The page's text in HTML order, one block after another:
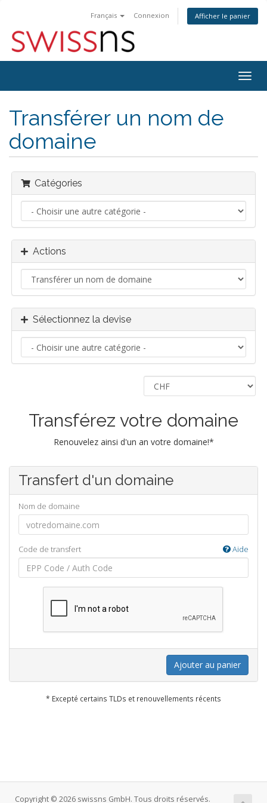
Français Connexion Afficher le panier
la
Transférer un nom de
domaine
Catégories
Actions
Sélectionnez la devise
Transférez votre domaine
Renouvelez ainsi d'un an votre domaine!*
Transfert d'un domaine
Nom de domaine
Code de transfert Aide
Ajouter au panier
* Excepté certains TLDs et renouvellements récents
Copyright © 2026 swissns GmbH. Tous droits réservés.